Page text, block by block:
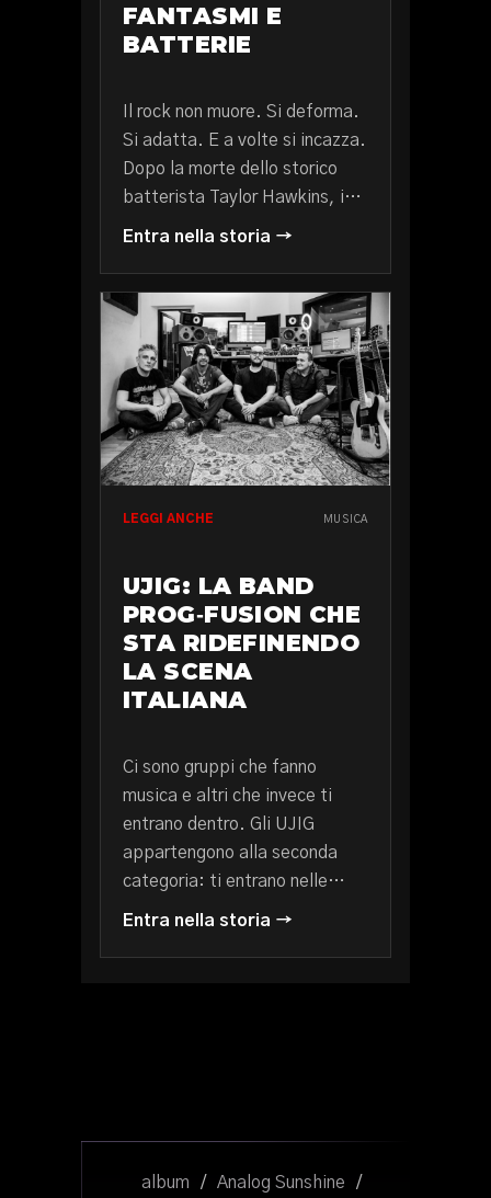
FANTASMI E
BATTERIE
Il rock non muore. Si deforma.
Si adatta. E a volte si incazza.
Dopo la morte dello storico
batterista Taylor Hawkins, i…
Entra nella storia →
LEGGI ANCHE MUSICA
UJIG: LA BAND
PROG‑FUSION CHE
STA RIDEFINENDO
LA SCENA
ITALIANA
Ci sono gruppi che fanno
musica e altri che invece ti
entrano dentro. Gli UJIG
appartengono alla seconda
categoria: ti entrano nelle…
Entra nella storia →
album / Analog Sunshine
/